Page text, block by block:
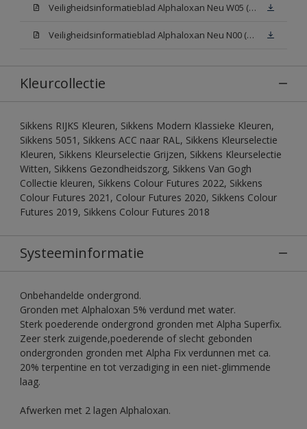
Veiligheidsinformatieblad Alphaloxan Neu W05 (MSDS)
Veiligheidsinformatieblad Alphaloxan Neu N00 (MSDS)
Kleurcollectie
Sikkens RIJKS Kleuren, Sikkens Modern Klassieke Kleuren,
Sikkens 5051, Sikkens ACC naar RAL, Sikkens Kleurselectie
Kleuren, Sikkens Kleurselectie Grijzen, Sikkens Kleurselectie
Witten, Sikkens Gezondheidszorg, Sikkens Van Gogh
Collectie kleuren, Sikkens Colour Futures 2022, Sikkens
Colour Futures 2021, Colour Futures 2020, Sikkens Colour
Futures 2019, Sikkens Colour Futures 2018
Systeeminformatie
Onbehandelde ondergrond.
Gronden met Alphaloxan 5% verdund met water.
Sterk poederende ondergrond gronden met Alpha Superfix.
Zeer sterk zuigende,poederende of slecht gebonden
ondergronden gronden met Alpha Fix verdunnen met ca.
20% terpentine en tot verzadiging in een niet-glimmende
laag.
Afwerken met 2 lagen Alphaloxan.